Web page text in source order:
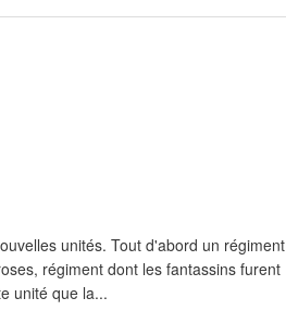
unités. Tout d'abord un régiment
régiment dont les fantassins furent
unité que la...